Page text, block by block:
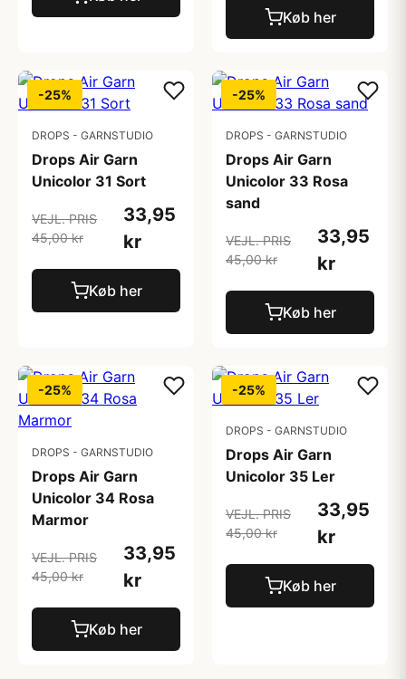
Køb her
-25%
DROPS - GARNSTUDIO
Drops Air Garn
Unicolor 31 Sort
VEJL. PRIS
45,00 kr
33,95
kr
Køb her
-25%
DROPS - GARNSTUDIO
Drops Air Garn
Unicolor 33 Rosa
sand
VEJL. PRIS
45,00 kr
33,95
kr
Køb her
-25%
DROPS - GARNSTUDIO
Drops Air Garn
Unicolor 34 Rosa
Marmor
VEJL. PRIS
45,00 kr
33,95
kr
Køb her
-25%
DROPS - GARNSTUDIO
Drops Air Garn
Unicolor 35 Ler
VEJL. PRIS
45,00 kr
33,95
kr
Køb her